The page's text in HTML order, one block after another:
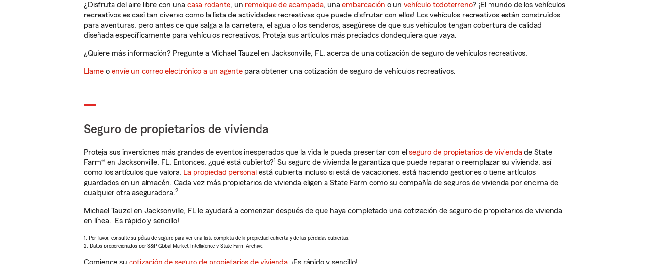
¿Disfruta del aire libre con una casa rodante, un remolque de acampada, una embarcación o un vehículo todoterreno? ¡El mundo de los vehículos
recreativos es casi tan diverso como la lista de actividades recreativas que puede disfrutar con ellos! Los vehículos recreativos están construidos
para aventuras, pero antes de que salga a la carretera, el agua o los senderos, asegúrese de que sus vehículos tengan cobertura de calidad
diseñada específicamente para vehículos recreativos. Proteja sus artículos más preciados dondequiera que vaya.
¿Quiere más información? Pregunte a Michael Tauzel en Jacksonville, FL, acerca de una cotización de seguro de vehículos recreativos.
Llame o envíe un correo electrónico a un agente para obtener una cotización de seguro de vehículos recreativos.
Seguro de propietarios de vivienda
Proteja sus inversiones más grandes de eventos inesperados que la vida le pueda presentar con el seguro de propietarios de vivienda de State
Farm® en Jacksonville, FL. Entonces, ¿qué está cubierto?1 Su seguro de vivienda le garantiza que puede reparar o reemplazar su vivienda, así
como los artículos que valora. La propiedad personal está cubierta incluso si está de vacaciones, está haciendo gestiones o tiene artículos
guardados en un almacén. Cada vez más propietarios de vivienda eligen a State Farm como su compañía de seguros de vivienda por encima de
cualquier otra aseguradora.2
Michael Tauzel en Jacksonville, FL le ayudará a comenzar después de que haya completado una cotización de seguro de propietarios de vivienda
en línea. ¡Es rápido y sencillo!
1. Por favor, consulte su póliza de seguro para ver una lista completa de la propiedad cubierta y de las pérdidas cubiertas.
2. Datos proporcionados por S&P Global Market Intelligence y State Farm Archive.
Comience su cotización de seguro de propietarios de vivienda. ¡Es rápido y sencillo!